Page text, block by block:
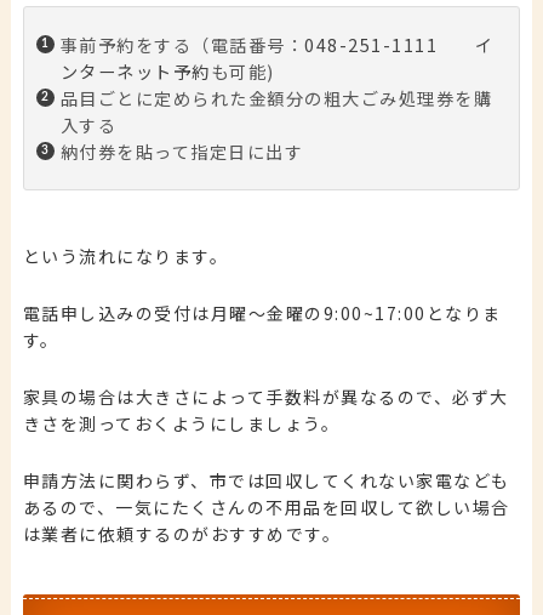
事前予約をする（電話番号：048-251-1111
イ
ンターネット予約も可能)
品目ごとに定められた金額分の粗大ごみ処理券を購
入する
納付券を貼って指定日に出す
という流れになります。
電話申し込みの受付は月曜〜金曜の9:00~17:00 となりま
す。
家具の場合は大きさによって手数料が異なるので、必ず大
きさを測っておくようにしましょう。
申請方法に関わらず、市では回収してくれない家電なども
あるので、 一気にたくさんの不用品を回収して欲しい場合
は業者に依頼するのがおすすめです。